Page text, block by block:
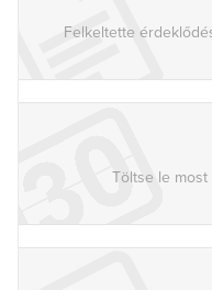
Felkeltette
Töltse le most